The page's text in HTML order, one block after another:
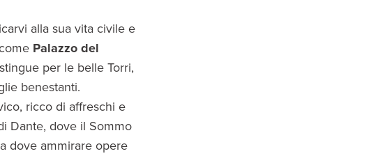
alla sua vita civile e
Palazzo del
per le belle Torri,
benestanti.
ricco di affreschi e
Dante, dove il Sommo
dove ammirare opere